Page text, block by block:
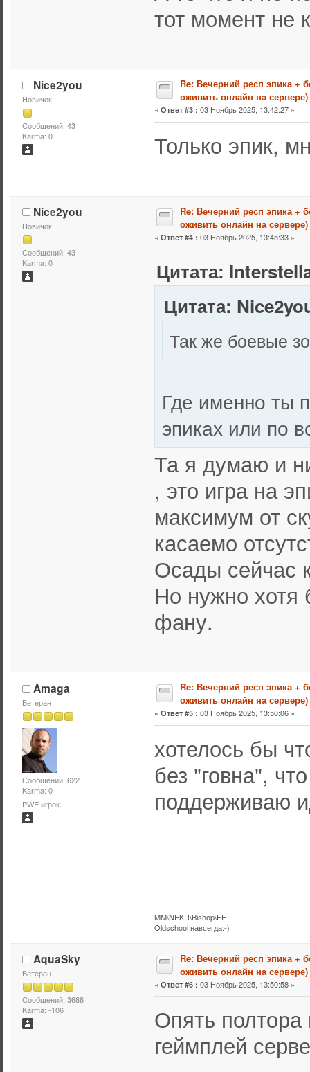
тот момент не
Nice2you
Новичок
Сообщений: 43
Karma: 0
Re: Вечерний респ эпика +
оживить онлайн на сервере)
« Ответ #3 : 03 Ноябрь 2025, 13:42:27 »
Только эпик,
Nice2you
Новичок
Сообщений: 43
Karma: 0
Re: Вечерний респ эпика +
оживить онлайн на сервере)
« Ответ #4 : 03 Ноябрь 2025, 13:45:33 »
Цитата:
Цитата:
Так же боевые
Где именно ты
эпиках или по
Та я думаю и
, это игра на
максимум от
касаемо
Осады сейчас
Но нужно хотя
фану.
Amaga
Ветеран
Сообщений: 622
Karma: 0
PWE игрок.
Re: Вечерний респ эпика +
оживить онлайн на сервере)
« Ответ #5 : 03 Ноябрь 2025, 13:50:06 »
хотелось бы
без "говна",
поддерживаю
MM\NEKR\Bishop\EE
Oldschool навсегда:-)
AquaSky
Ветеран
Сообщений: 3688
Karma: -106
Re: Вечерний респ эпика +
оживить онлайн на сервере)
« Ответ #6 : 03 Ноябрь 2025, 13:50:58 »
Опять полтора
геймплей